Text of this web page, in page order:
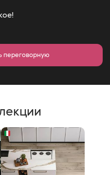
переговорную